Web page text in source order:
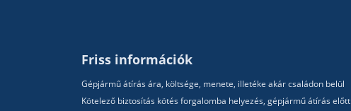
Friss információk
Gépjármű átírás ára, költsége, menete, illetéke akár családon belül
Kötelező biztosítás kötés forgalomba helyezés, gépjármű átírás előtt